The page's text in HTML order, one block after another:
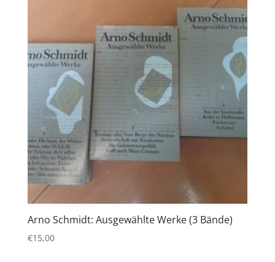
Arno Schmidt: Ausgewählte Werke (3 Bände)
€15,00